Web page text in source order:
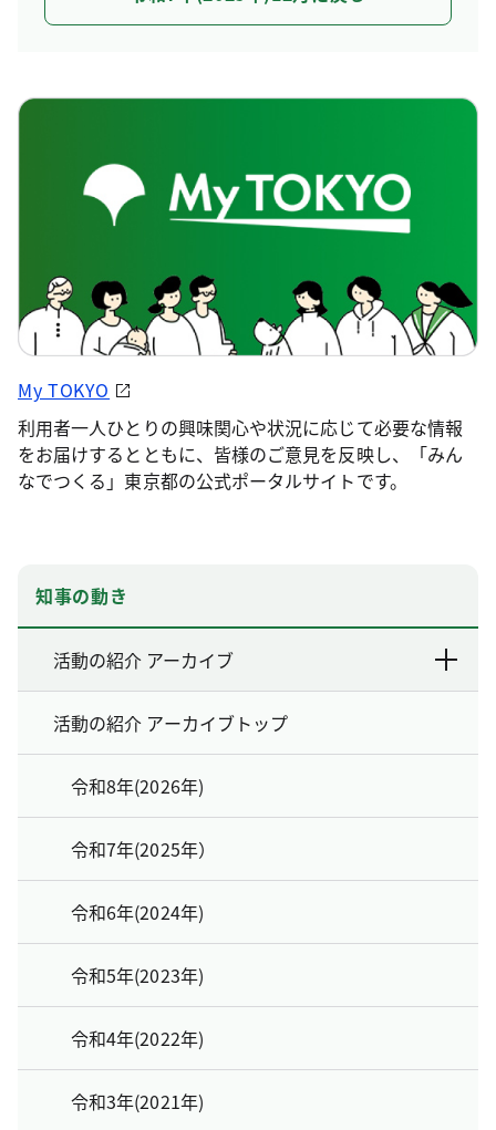
My TOKYO
利用者一人ひとりの興味関心や状況に応じて必要な情報
をお届けするとともに、皆様のご意見を反映し、「みん
なでつくる」東京都の公式ポータルサイトです。
知事の動き
活動の紹介 アーカイブ
活動の紹介 アーカイブトップ
令和8年(2026年)
令和7年(2025年）
令和6年(2024年)
令和5年(2023年)
令和4年(2022年)
令和3年(2021年)